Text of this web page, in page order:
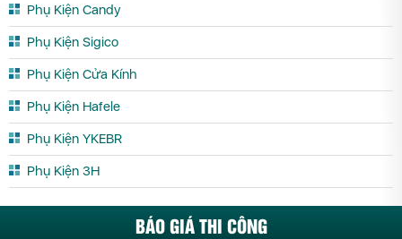
Phụ Kiện Candy
Phụ Kiện Sigico
Phụ Kiện Cửa Kính
Phụ Kiện Hafele
Phụ Kiện YKEBR
Phụ Kiện 3H
BÁO GIÁ THI CÔNG